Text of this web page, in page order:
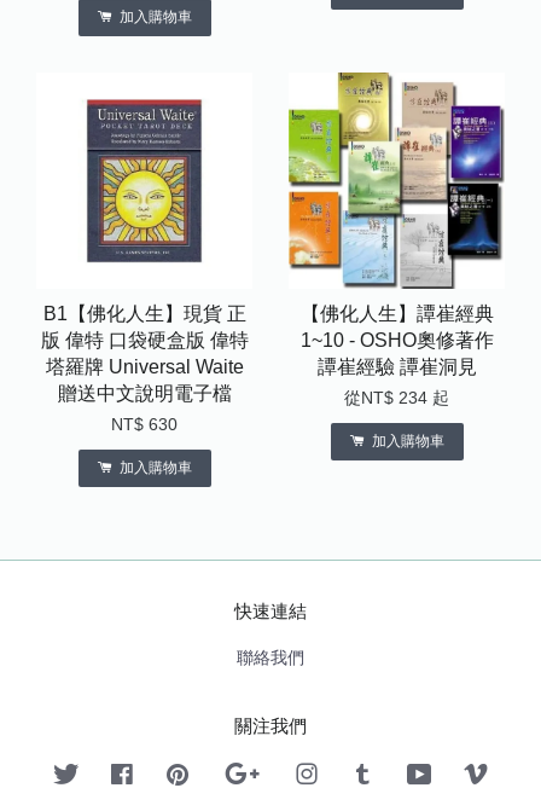
加入購物車
B1【佛化人生】現貨 正
版 偉特 口袋硬盒版 偉特
塔羅牌 Universal Waite
贈送中文說明電子檔
NT$ 630
加入購物車
【佛化人生】譚崔經典
1~10 - OSHO奧修著作
譚崔經驗 譚崔洞見
從NT$ 234 起
加入購物車
快速連結
聯絡我們
關注我們
Twitter FacebookPinterest Google InstagramTumblr YouTube